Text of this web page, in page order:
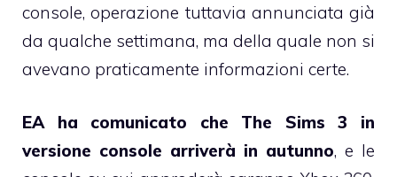
console, operazione tuttavia annunciata già
da qualche settimana, ma della quale non si
avevano praticamente informazioni certe.
EA ha comunicato che The Sims 3 in
versione console arriverà in autunno, e le